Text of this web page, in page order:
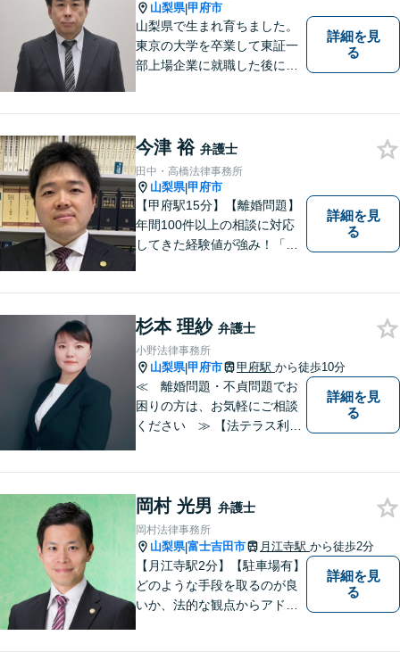
山梨県|甲府市
山梨県で生まれ育ちました。
東京の大学を卒業して東証一
部上場企業に就職した後に司
に弁護士登録した後は、山梨
県内を中心に様々な案件を取
り扱ってきました。
詳細を見
る
今津 裕 弁護士
田中・高橋法律事務所
山梨県|甲府市
【甲府駅15分】【離婚問題】
年間100件以上の相談に対応
してきた経験値が強み！「離
の作成や相続人の紛争解決ま
で幅広く対応できます【初回
面談無料】
詳細を見
る
杉本 理紗 弁護士
小野法律事務所
山梨県|甲府市 甲府駅 から徒歩10分
≪ 離婚問題・不貞問題でお
困りの方は、お気軽にご相談
ください ≫ 【法テラス利用
護士には、守秘義務がありま
すので、ご安心してご相談を
いただければと思います。
詳細を見
る
岡村 光男 弁護士
岡村法律事務所
山梨県|富士吉田市 月江寺駅 から徒歩2分
【月江寺駅2分】【駐車場有】
どのような手段を取るのが良
いか、法的な観点からアドバ
詳細を見
る